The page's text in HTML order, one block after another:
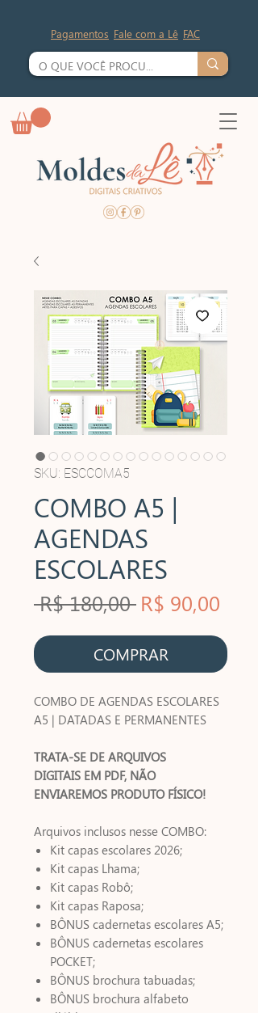
Pagamentos Fale com a Lê FAC
SKU: ESCCOMA5
COMBO A5 |
AGENDAS
ESCOLARES
R$ 180,00 Preço
normal
R$ 90,00
COMPRAR
COMBO DE AGENDAS ESCOLARES
A5 | DATADAS E PERMANENTES
TRATA-SE DE ARQUIVOS
DIGITAIS EM PDF, NÃO
ENVIAREMOS PRODUTO FÍSICO!
Arquivos inclusos nesse COMBO:
Kit capas escolares 2026;
Kit capas Lhama;
Kit capas Robô;
Kit capas Raposa;
BÔNUS cadernetas escolares A5;
BÔNUS cadernetas escolares
POCKET;
BÔNUS brochura tabuadas;
BÔNUS brochura alfabeto